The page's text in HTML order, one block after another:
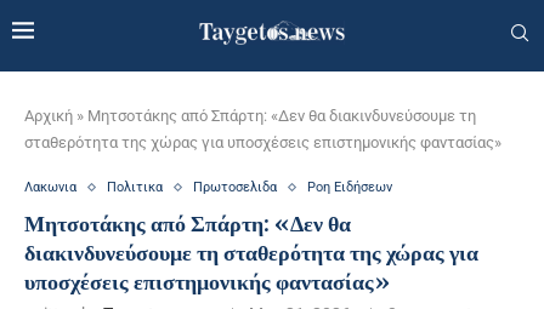
Αρχική » Μητσοτάκης από Σπάρτη: «Δεν θα διακινδυνεύσουμε τη
σταθερότητα της χώρας για υποσχέσεις επιστημονικής φαντασίας»
Λακωνια Πολιτικα Πρωτοσελιδα Ροη Ειδήσεων
Μητσοτάκης από Σπάρτη: «Δεν θα
διακινδυνεύσουμε τη σταθερότητα της χώρας για
υποσχέσεις επιστημονικής φαντασίας»